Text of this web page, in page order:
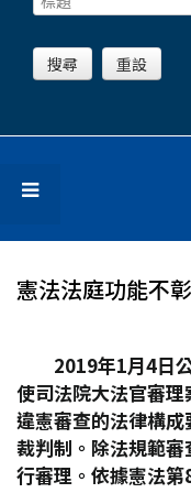
憲法法庭功能不
2019年1月4日
使司法院大法官審
違憲審查的法律構
裁判制。除法規範
行審理。依據憲法第